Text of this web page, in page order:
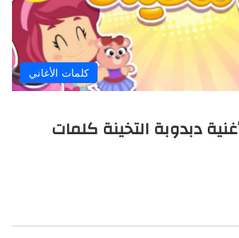
كلمات الأغاني
دبدوبة التخينة كلمات